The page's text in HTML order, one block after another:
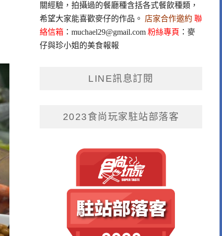
關經驗，拍攝過的餐廳種含括各式餐飲種類，
希望大家能喜歡麥仔的作品。 店家合作邀約 聯
絡信箱： muchael29@gmail.com 粉絲專頁 ： 麥
仔與珍小姐的美食報報
LINE訊息訂閱
2023食尚玩家駐站部落客